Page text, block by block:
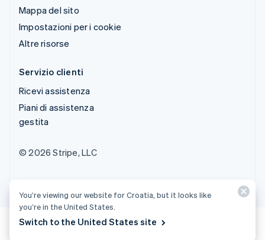
Mappa del sito
Impostazioni per i cookie
Altre risorse
Servizio clienti
Ricevi assistenza
Piani di assistenza
gestita
© 2026 Stripe, LLC
You’re viewing our website for Croatia, but it looks like
you’re in the United States.
Switch to the United States site